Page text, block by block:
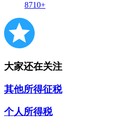
8710+
大家还在关注
其他所得征税
个人所得税